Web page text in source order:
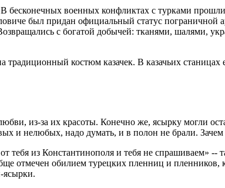
В бесконечных военных конфликтах с турками
был придан официальный статус
с богатой добычей: тканями, шалями,
костюм казачек. В казачьих
из-за их красоты. Конечно же, ясырку могли
и нелюбых, надо думать, и в полон не брали. Зачем
из Константинополя и тебя не спрашиваем» --
отмечен обилием турецких пленниц и пленников,
ясырки.